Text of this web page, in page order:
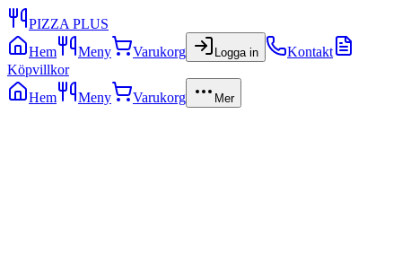
PIZZA PLUS
Hem
Meny Varukorg Logga in
Kontakt
Köpvillkor
Hem
Meny Varukorg Mer